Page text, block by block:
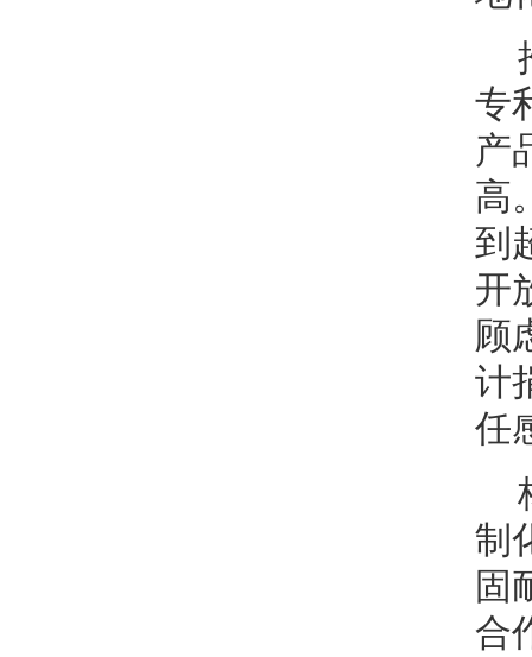
专
产
高
到
开
顾
计
任
制
固
合